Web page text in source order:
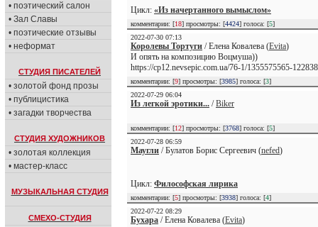
• поэтический салон
• Зал Славы
• поэтические отзывы
• неформат
СТУДИЯ ПИСАТЕЛЕЙ
• золотой фонд прозы
• публицистика
• загадки творчества
СТУДИЯ ХУДОЖНИКОВ
• золотая коллекция
• мастер-класс
МУЗЫКАЛЬНАЯ СТУДИЯ
СМЕХО-СТУДИЯ
Цикл: «Из начертанного вымыслом»
комментарии: [18] просмотры: [4424] голоса: [5]
2022-07-30 07:13
Королевы Тортуги / Елена Ковалева (Evita)
И опять на композицию Воцмуша))
https://cp12.nevsepic.com.ua/76-1/1355575565-
комментарии: [9] просмотры: [3985] голоса: [3]
2022-07-29 06:04
Из легкой эротики... /Biker
комментарии: [12] просмотры: [3768] голоса: [5]
2022-07-28 06:59
Маугли / Булатов Борис Сергеевич (nefed)
Цикл: Философская лирика
комментарии: [5] просмотры: [3938] голоса: [4]
2022-07-22 08:29
Бухара / Елена Ковалева (Evita)